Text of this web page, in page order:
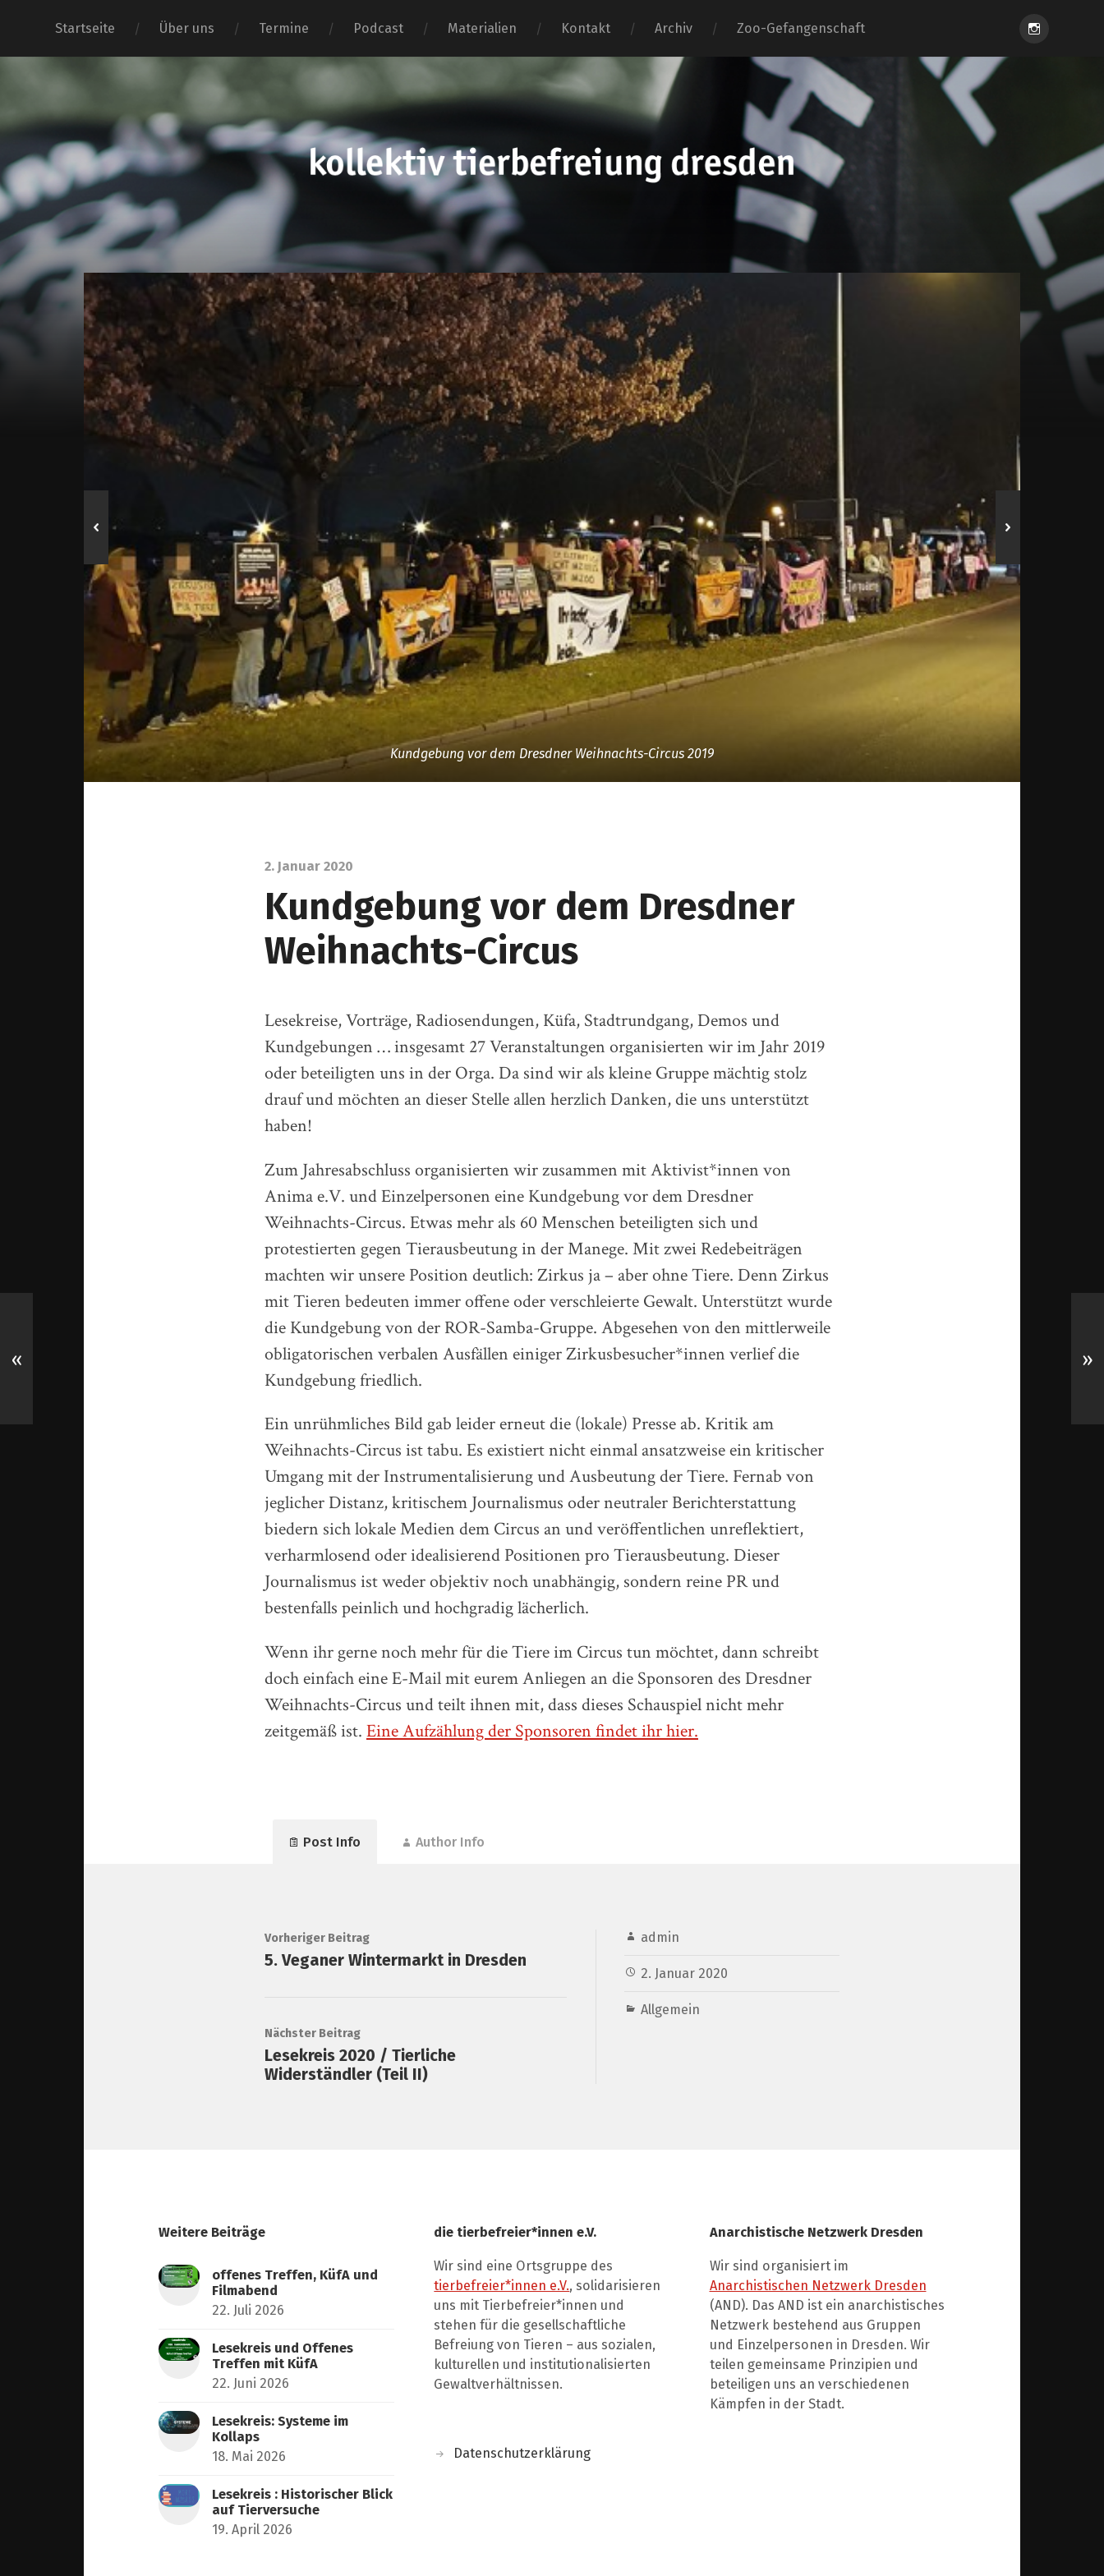
Startseite Über uns Termine Podcast Materialien Kontakt Archiv Zoo-Gefangenschaft Instagram
tierbefreiung
dresden
Kundgebung vor dem Dresdner Weihnachts-Circus 2019
2. Januar 2020
Kundgebung vor dem Dresdner
Weihnachts-Circus
Lesekreise, Vorträge, Radiosendungen, Küfa, Stadtrundgang, Demos und
Kundgebungen … insgesamt 27 Veranstaltungen organisierten wir im Jahr 2019
oder beteiligten uns in der Orga. Da sind wir als kleine Gruppe mächtig stolz
drauf und möchten an dieser Stelle allen herzlich Danken, die uns unterstützt
haben!
Zum Jahresabschluss organisierten wir zusammen mit Aktivist*innen von
Anima e.V. und Einzelpersonen eine Kundgebung vor dem Dresdner
Weihnachts-Circus. Etwas mehr als 60 Menschen beteiligten sich und
protestierten gegen Tierausbeutung in der Manege. Mit zwei Redebeiträgen
machten wir unsere Position deutlich: Zirkus ja – aber ohne Tiere. Denn Zirkus
mit Tieren bedeuten immer offene oder verschleierte Gewalt. Unterstützt wurde
die Kundgebung von der ROR-Samba-Gruppe. Abgesehen von den mittlerweile
obligatorischen verbalen Ausfällen einiger Zirkusbesucher*innen verlief die
Kundgebung friedlich.
Ein unrühmliches Bild gab leider erneut die (lokale) Presse ab. Kritik am
Weihnachts-Circus ist tabu. Es existiert nicht einmal ansatzweise ein kritischer
Umgang mit der Instrumentalisierung und Ausbeutung der Tiere. Fernab von
jeglicher Distanz, kritischem Journalismus oder neutraler Berichterstattung
biedern sich lokale Medien dem Circus an und veröffentlichen unreflektiert,
verharmlosend oder idealisierend Positionen pro Tierausbeutung. Dieser
Journalismus ist weder objektiv noch unabhängig, sondern reine PR und
bestenfalls peinlich und hochgradig lächerlich.
Wenn ihr gerne noch mehr für die Tiere im Circus tun möchtet, dann schreibt
doch einfach eine E-Mail mit eurem Anliegen an die Sponsoren des Dresdner
Weihnachts-Circus und teilt ihnen mit, dass dieses Schauspiel nicht mehr
zeitgemäß ist. Eine Aufzählung der Sponsoren findet ihr hier.
Post Info Author Info
admin
2. Januar 2020
Allgemein
Vorheriger Beitrag
5. Veganer Wintermarkt in Dresden
Nächster Beitrag
Lesekreis 2020 / Tierliche
Widerständler (Teil II)
« »
Weitere Beiträge
offenes Treffen, KüfA und
Filmabend
22. Juli 2026
Lesekreis und Offenes
Treffen mit KüfA
22. Juni 2026
Lesekreis: Systeme im
Kollaps
18. Mai 2026
Lesekreis : Historischer Blick
auf Tierversuche
19. April 2026
die tierbefreier*innen e.V.
Wir sind eine Ortsgruppe des
tierbefreier*innen e.V., solidarisieren
uns mit Tierbefreier*innen und
stehen für die gesellschaftliche
Befreiung von Tieren – aus sozialen,
kulturellen und institutionalisierten
Gewaltverhältnissen.
Datenschutzerklärung
Anarchistische Netzwerk Dresden
Wir sind organisiert im
Anarchistischen Netzwerk Dresden
(AND). Das AND ist ein anarchistisches
Netzwerk bestehend aus Gruppen
und Einzelpersonen in Dresden. Wir
teilen gemeinsame Prinzipien und
beteiligen uns an verschiedenen
Kämpfen in der Stadt.